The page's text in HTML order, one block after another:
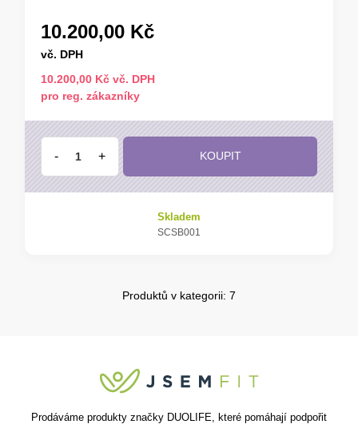
10.200,00 Kč
vč. DPH
10.200,00 Kč vč. DPH
pro reg. zákazníky
- + KOUPIT
Skladem
SCSB001
Produktů v kategorii: 7
Prodáváme produkty značky DUOLIFE, které pomáhají podpořit